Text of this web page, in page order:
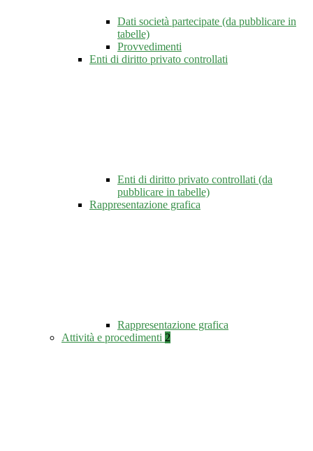
Dati società partecipate (da pubblicare in
tabelle)
Provvedimenti
Enti di diritto privato controllati
Enti di diritto privato controllati (da
pubblicare in tabelle)
Rappresentazione grafica
Rappresentazione grafica
Attività e procedimenti 2